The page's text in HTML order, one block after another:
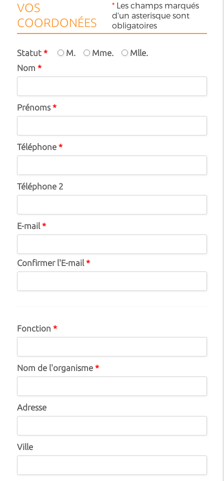
VOS
COORDONÉES
*Les champs marqués
d'un asterisque sont
obligatoires
Statut * M. Mme.
Mlle.
Nom *
Prénoms*
Téléphone *
Téléphone 2
E-mail*
Confirmer l'E-mail*
Fonction *
Nom de l'organisme *
Adresse
Ville